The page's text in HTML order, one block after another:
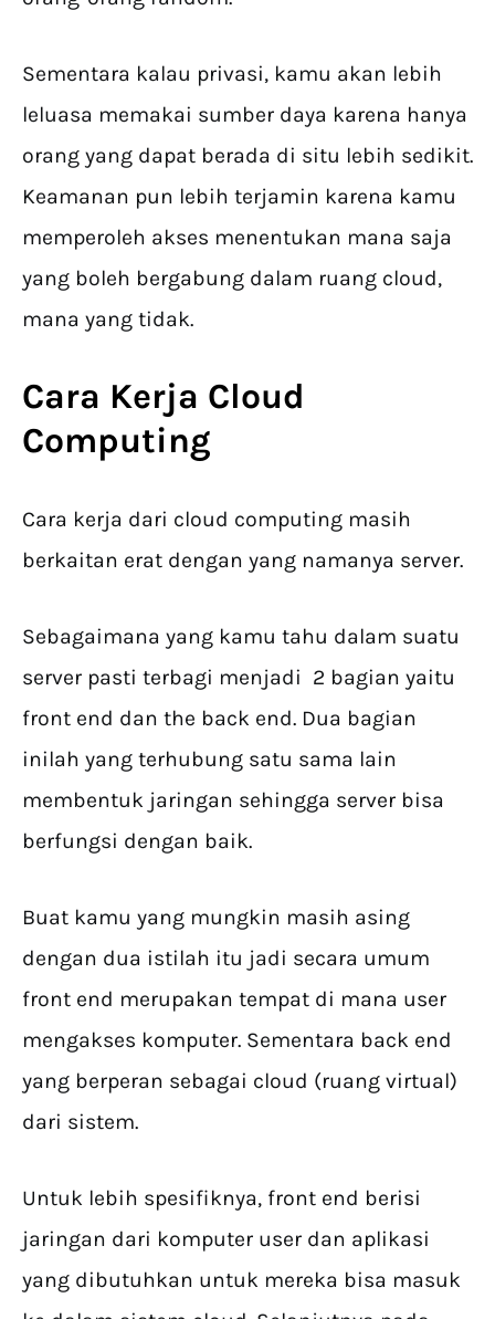
Sementara kalau privasi, kamu akan lebih
leluasa memakai sumber daya karena hanya
orang yang dapat berada di situ lebih sedikit.
Keamanan pun lebih terjamin karena kamu
memperoleh akses menentukan mana saja
yang boleh bergabung dalam ruang cloud,
mana yang tidak.
Cara Kerja Cloud
Computing
Cara kerja dari cloud computing masih
berkaitan erat dengan yang namanya server.
Sebagaimana yang kamu tahu dalam suatu
server pasti terbagi menjadi 2 bagian yaitu
front end dan the back end. Dua bagian
inilah yang terhubung satu sama lain
membentuk jaringan sehingga server bisa
berfungsi dengan baik.
Buat kamu yang mungkin masih asing
dengan dua istilah itu jadi secara umum
front end merupakan tempat di mana user
mengakses komputer. Sementara back end
yang berperan sebagai cloud (ruang virtual)
dari sistem.
Untuk lebih spesifiknya, front end berisi
jaringan dari komputer user dan aplikasi
yang dibutuhkan untuk mereka bisa masuk